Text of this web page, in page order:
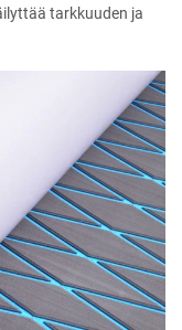
tarkkuuden ja